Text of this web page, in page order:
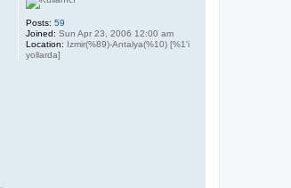
Posts: 59
Joined: Sun Apr 23, 2006 12:00 am
Location: Izmir(%89)-Antalya(%10) [%1'i
yollarda]